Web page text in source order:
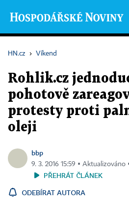
HN.cz › Víkend
Rohlik.cz
pohotově
protesty proti
oleji
bbp
9. 3. 2016 15:59 ▪ Aktualizováno
PŘEHRÁT ČLÁNEK
ODEBÍRAT AUTORA